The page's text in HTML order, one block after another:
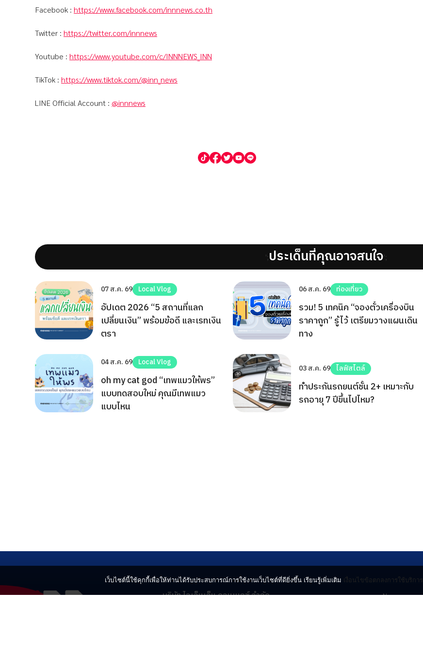
Facebook : https://www.facebook.com/innnews.co.th
Twitter : https://twitter.com/innnews
Youtube : https://www.youtube.com/c/INNNEWS_INN
TikTok : https://www.tiktok.com/@inn_news
LINE Official Account : @innnews
';ประเด็นที่คุณอาจสนใจ';
07 ส.ค. 69 Local Vlog
อัปเดต 2026 “5 สถานที่แลก
เปลี่ยนเงิน” พร้อมข้อดี และเรทเงิน
ตรา
06 ส.ค. 69 ท่องเที่ยว
รวม! 5 เทคนิค “จองตั๋วเครื่องบิน
ราคาถูก” รู้ไว้ เตรียมวางแผนเดิน
ทาง
04 ส.ค. 69 Local Vlog
oh my cat god “เทพแมวให้พร”
แบบทดสอบใหม่ คุณมีเทพแมว
แบบไหน
03 ส.ค. 69 ไลฟ์สไตล์
ทำประกันรถยนต์ชั้น 2+ เหมาะกับ
รถอายุ 7 ปีขึ้นไปไหม?
บริษัท ไอเอ็นเอ็น คอนเนกซ์ จำกัด
News
เว็บไซต์นี้ใช้คุกกี้เพื่อให้ท่านได้รับประสบการณ์การใช้งานเว็บไซต์ที่ดียิ่งขึ้น เรียนรู้เพิ่มเติม เงื่อนไขข้อตกลงการใช้บริการ